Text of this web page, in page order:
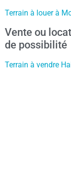
Terrain à louer à
Vente ou
de possibilité
Terrain à vendre